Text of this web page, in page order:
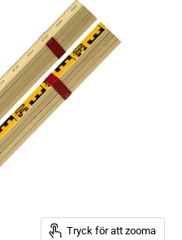
Tryck för att zooma